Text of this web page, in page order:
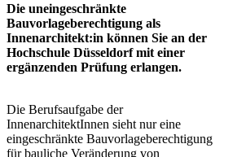
​​Die uneingeschränkte
Bauvorlageberechtigung als
Innenarchitekt:in können Sie an der
Hochschule Düsseldorf mit einer
ergänzenden Prüfung erlangen.
​​​​Die Berufsaufgabe der
InnenarchitektInnen sieht nur eine
eingeschränkte Bauvorlageberechtigung
für bauliche Veränderung von